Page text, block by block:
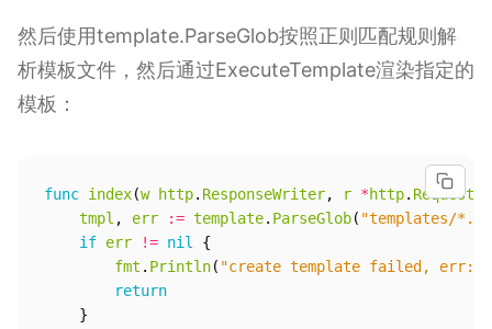
然后使用template.ParseGlob按照正则匹配规则解
析模板文件，然后通过ExecuteTemplate渲染指定的
模板：
func index(w http. ResponseWriter, r *http. Request
tmpl , err := template. ParseGlob( "templates/
if err != nil
{
fmt . Println( "create template failed, err:"
return
}